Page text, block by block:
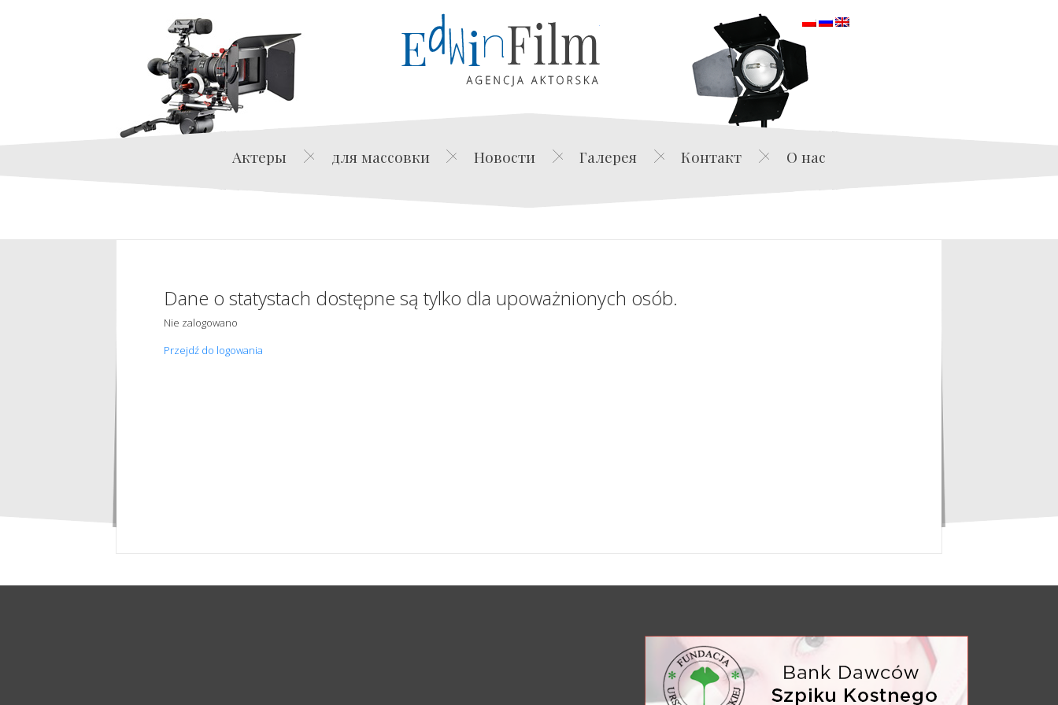
Edwin Film Agencja Aktorska
Актеры для массовки Новости Галерея Контакт О нас
Dane o statystach dostępne są tylko dla upoważnionych osób.
Nie zalogowano
Przejdź do logowania